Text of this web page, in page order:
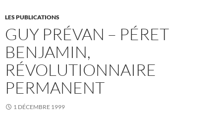
LES PUBLICATIONS
GUY PRÉVAN – PÉRET
BENJAMIN,
RÉVOLUTIONNAIRE
PERMANENT
1 DÉCEMBRE 1999